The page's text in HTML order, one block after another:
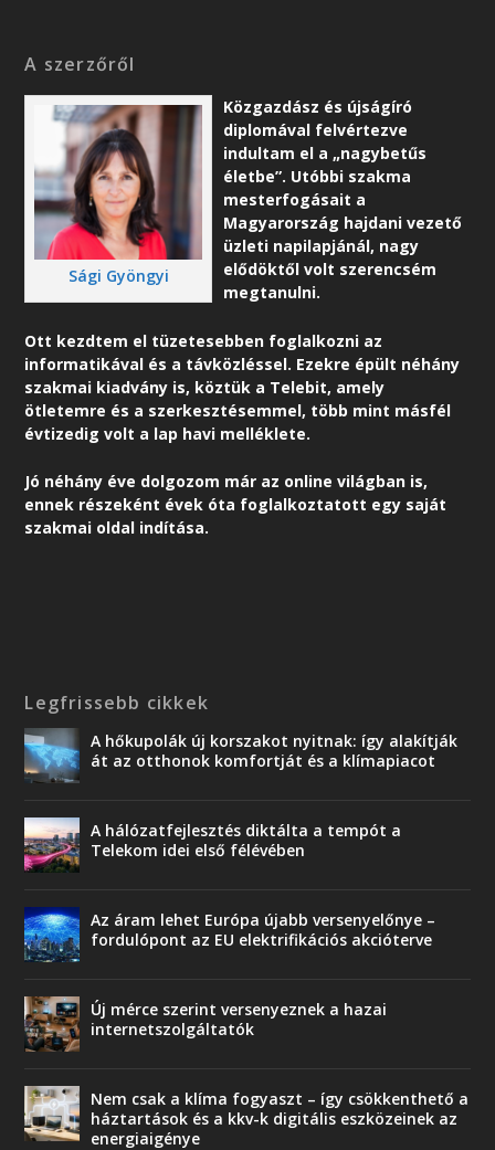
A szerzőről
Sági Gyöngyi
Közgazdász és újságíró
diplomával felvértezve
indultam el a „nagybetűs
életbe”. Utóbbi szakma
mesterfogásait a
Magyarország hajdani vezető
üzleti napilapjánál, nagy
elődöktől volt szerencsém
megtanulni.
Ott kezdtem el tüzetesebben foglalkozni az
informatikával és a távközléssel. Ezekre épült néhány
szakmai kiadvány is, köztük a Telebit, amely
ötletemre és a szerkesztésemmel, több mint másfél
évtizedig volt a lap havi melléklete.
Jó néhány éve dolgozom már az online világban is,
ennek részeként évek óta foglalkoztatott egy saját
szakmai oldal indítása.
Legfrissebb cikkek
A hőkupolák új korszakot nyitnak: így alakítják
át az otthonok komfortját és a klímapiacot
A hálózatfejlesztés diktálta a tempót a
Telekom idei első félévében
Az áram lehet Európa újabb versenyelőnye –
fordulópont az EU elektrifikációs akcióterve
Új mérce szerint versenyeznek a hazai
internetszolgáltatók
Nem csak a klíma fogyaszt – így csökkenthető a
háztartások és a kkv-k digitális eszközeinek az
energiaigénye